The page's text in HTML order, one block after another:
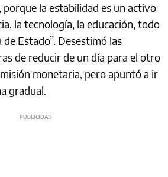
porque la estabilidad es un activo
la tecnología, la educación, todo
Estado”. Desestimó las
de reducir de un día para el otro
monetaria, pero apuntó a ir
gradual.